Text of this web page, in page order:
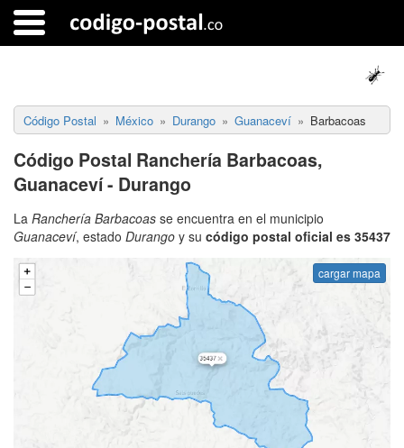
Código Postal México Durango Guanaceví Barbacoas
Código Postal Ranchería Barbacoas,
Guanaceví - Durango
La Ranchería Barbacoas se encuentra en el municipio
Guanaceví, estado Durango y su código postal oficial es 35437
cargar mapa